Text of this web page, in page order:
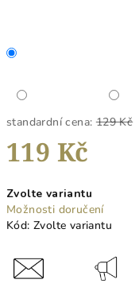
standardní cena: 129 Kč
119 Kč
cena:
Zvolte variantu
Možnosti doručení
Kód: Zvolte variantu